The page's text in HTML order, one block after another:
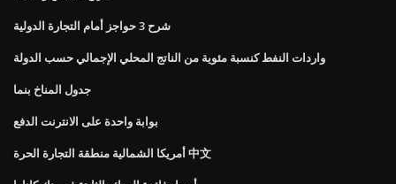
شرح 3 حواجز أمام التجارة الدولية
واردات النفط كنسبة مئوية من الناتج المحلي الإجمالي حسب الدولة
جدول المناخ بنما
بوابة واحدة على الانترنت الدفع
أمريكا الشمالية منطقة التجارة الحرة 中文